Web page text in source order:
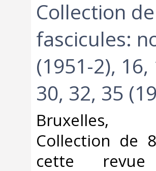
Collection
fascicules:
(1951-2), 16,
30, 32, 35
‎Bruxelles,
Collection de
cette revue